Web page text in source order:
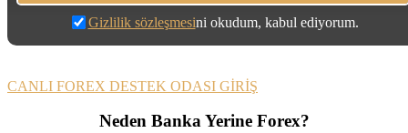
Gizlilik sözleşmesini okudum, kabul ediyorum.
CANLI FOREX DESTEK ODASI GİRİŞ
Neden Banka Yerine Forex?